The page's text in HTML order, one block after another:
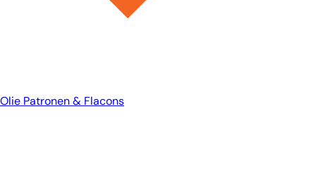
Olie Patronen & Flacons